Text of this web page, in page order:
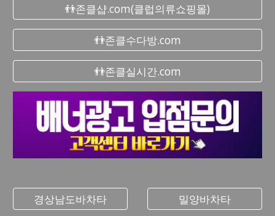
👬존클샵.com(클럽의류쇼핑몰)
👬존클수다방.com
👬존클실시간.com
경상남도바차타 밀양바차타